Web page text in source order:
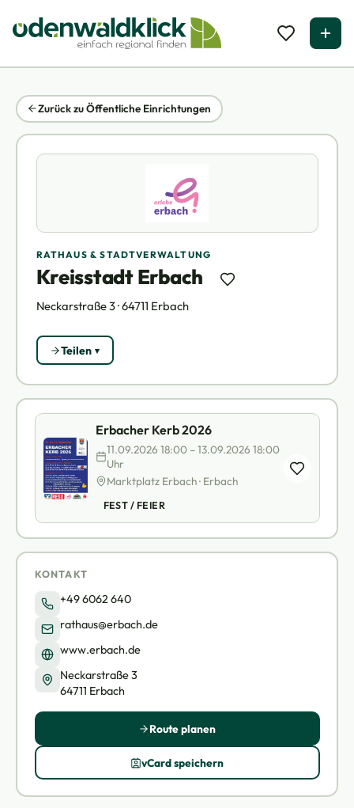
Zurück zu Öffentliche Einrichtungen
RATHAUS & STADTVERWALTUNG
Kreisstadt Erbach
Neckarstraße 3 · 64711 Erbach
Teilen
Erbacher Kerb 2026
11.09.2026 18:00 – 13.09.2026 18:00
Uhr
Marktplatz Erbach · Erbach
FEST / FEIER
KONTAKT
+49 6062 640
rathaus@erbach.de
www.erbach.de
Neckarstraße 3
64711 Erbach
Route planen
vCard speichern